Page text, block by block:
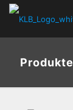
Produkte